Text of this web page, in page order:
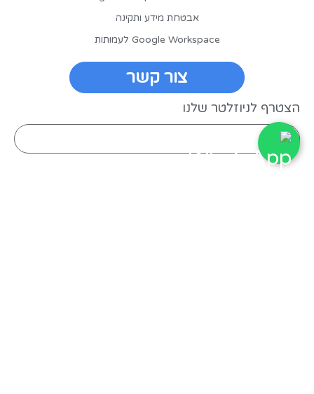
צור קשר
הצטרף לניוזלטר שלנו
אבטחת מידע ותקינה
Google Workspace לעמותות